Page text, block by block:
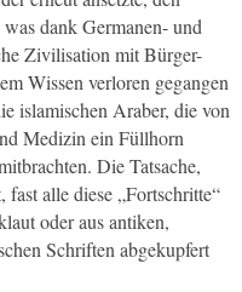
dank Germanen- und
Zivilisation mit Bürger-
Wissen verloren gegangen
islamischen Araber, die von
Medizin ein Füllhorn
Die Tatsache,
alle diese „Fortschritte“
oder aus antiken,
Schriften abgekupfert